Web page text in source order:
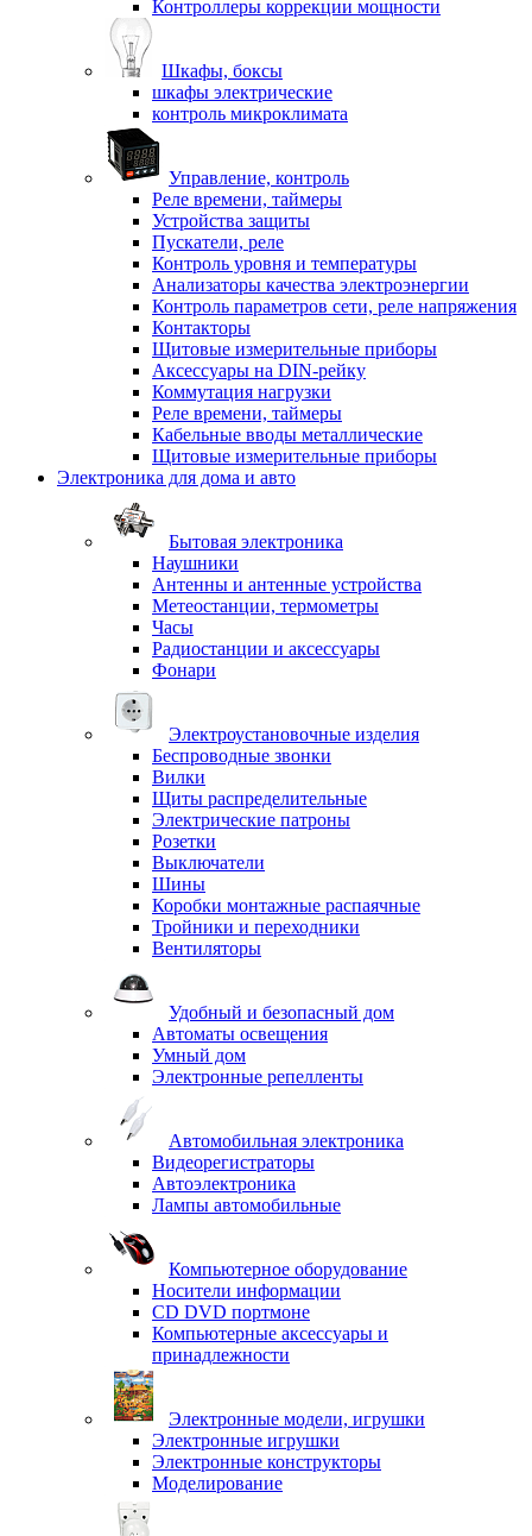
Контроллеры коррекции мощности
Шкафы, боксы
шкафы электрические
контроль микроклимата
Управление, контроль
Реле времени, таймеры
Устройства защиты
Пускатели, реле
Контроль уровня и температуры
Анализаторы качества электроэнергии
Контроль параметров сети, реле напряжения
Контакторы
Щитовые измерительные приборы
Аксессуары на DIN-рейку
Коммутация нагрузки
Реле времени, таймеры
Кабельные вводы металлические
Щитовые измерительные приборы
Электроника для дома и авто
Бытовая электроника
Наушники
Антенны и антенные устройства
Метеостанции, термометры
Часы
Радиостанции и аксессуары
Фонари
Электроустановочные изделия
Беспроводные звонки
Вилки
Щиты распределительные
Электрические патроны
Розетки
Выключатели
Шины
Коробки монтажные распаячные
Тройники и переходники
Вентиляторы
Удобный и безопасный дом
Автоматы освещения
Умный дом
Электронные репелленты
Автомобильная электроника
Видеорегистраторы
Автоэлектроника
Лампы автомобильные
Компьютерное оборудование
Носители информации
CD DVD портмоне
Компьютерные аксессуары и
принадлежности
Электронные модели, игрушки
Электронные игрушки
Электронные конструкторы
Моделирование